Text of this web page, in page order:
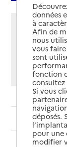
Partager cette
Si vous
Whatsapp,
données
à
Afin de
nous
vous
sont
fonction
Si vous
déposés.
pour une
modifier